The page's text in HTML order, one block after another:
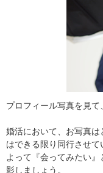
プロフィール写真を見て
婚活において、お写真
はできる限り同行させ
よって『会ってみたい
影しましょう。